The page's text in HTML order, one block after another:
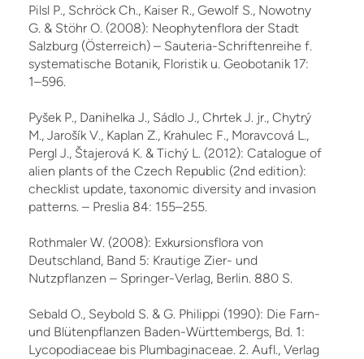
Pilsl P., Schröck Ch., Kaiser R., Gewolf S., Nowotny
G. & Stöhr O. (2008): Neophytenflora der Stadt
Salzburg (Österreich) – Sauteria-Schriftenreihe f.
systematische Botanik, Floristik u. Geobotanik 17:
1–596.
Pyšek P., Danihelka J., Sádlo J., Chrtek J. jr., Chytrý
M., Jarošík V., Kaplan Z., Krahulec F., Moravcová L.,
Pergl J., Štajerová K. & Tichý L. (2012): Catalogue of
alien plants of the Czech Re­public (2nd edition):
checklist update, taxonomic diversity and invasion
patterns. – Preslia 84: 155–255.
Rothmaler W. (2008): Exkursionsflora von
Deutschland, Band 5: Krautige Zier- und
Nutzpflanzen – Springer-Verlag, Berlin. 880 S.
Sebald O., Seybold S. & G. Philippi (1990): Die Farn-
und Blütenpflanzen Baden-Württembergs, Bd. 1:
Lycopodiaceae bis Plumbaginaceae. 2. Aufl., Verlag